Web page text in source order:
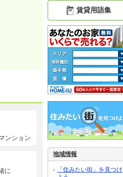
ンション
に
賃貸用語集
地域情報
「住みたい街」を見つけ